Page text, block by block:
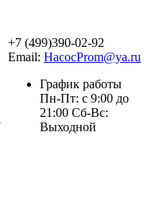
+7 (499)390-02-92
Email: HacocProm@ya.ru
График работы
Пн-Пт: с 9:00 до
21:00 Сб-Вс:
Выходной